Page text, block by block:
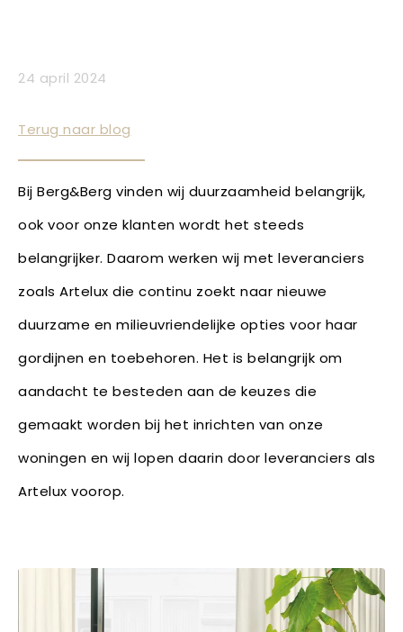
24 april 2024
Terug naar blog
Bij Berg&Berg vinden wij duurzaamheid belangrijk,
ook voor onze klanten wordt het steeds
belangrijker. Daarom werken wij met leveranciers
zoals Artelux die continu zoekt naar nieuwe
duurzame en milieuvriendelijke opties voor haar
gordijnen en toebehoren. Het is belangrijk om
aandacht te besteden aan de keuzes die
gemaakt worden bij het inrichten van onze
woningen en wij lopen daarin door leveranciers als
Artelux voorop.